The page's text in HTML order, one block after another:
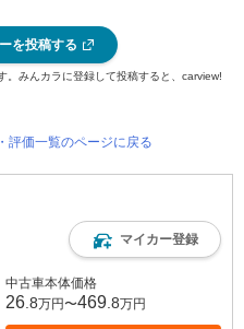
を投稿する
みんカラに登録して投稿すると、carview!
評価一覧のページに戻る
マイカー登録
中古車本体価格
26 .8万円〜469 .8万円